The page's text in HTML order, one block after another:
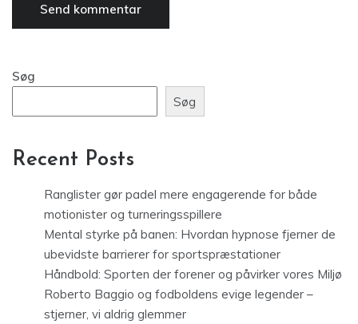
Søg
Søg
Recent Posts
Ranglister gør padel mere engagerende for både
motionister og turneringsspillere
Mental styrke på banen: Hvordan hypnose fjerner de
ubevidste barrierer for sportspræstationer
Håndbold: Sporten der forener og påvirker vores Miljø
Roberto Baggio og fodboldens evige legender –
stjerner, vi aldrig glemmer